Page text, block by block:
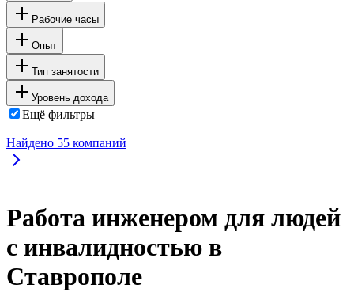
Рабочие часы
Опыт
Тип занятости
Уровень дохода
Ещё фильтры
Найдено 55 компаний
Работа инженером для людей
с инвалидностью в
Ставрополе